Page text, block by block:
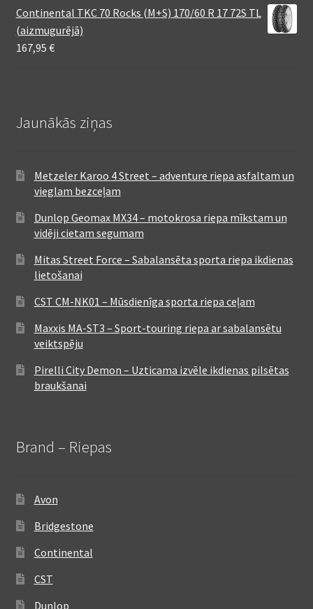
Continental TKC 70 Rocks (M+S) 170/60 R 17 72S TL
(aizmugurējā)
167,95 €
Jaunākās ziņas
Metzeler Karoo 4 Street – adventure riepa asfaltam un
vieglam bezceļam
Dunlop Geomax MX34 – motokrosa riepa mīkstam un
vidēji cietam segumam
Mitas Street Force – Sabalansēta sporta riepa ikdienas
lietošanai
CST CM-NK01 – Mūsdienīga sporta riepa ceļam
Maxxis MA-ST3 – Sport-touring riepa ar sabalansētu
veiktspēju
Pirelli City Demon – Uzticama izvēle ikdienas pilsētas
braukšanai
Brand – Riepas
Avon
Bridgestone
Continental
CST
Dunlop